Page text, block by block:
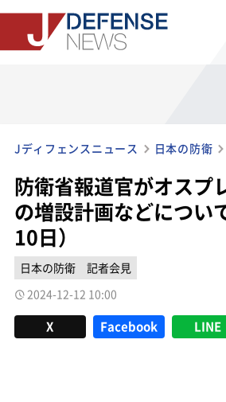
Jディフェンスニュース 日本の防衛
防衛省報道官がオスプ
の増設計画などについ
10日）
日本の防衛
記者会見
2024-12-12 10:00
X Facebook LINE